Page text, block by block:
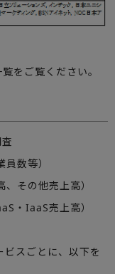
をご覧ください。
数等）
その他売上高）
・IaaS売上高）
スごとに、以下を